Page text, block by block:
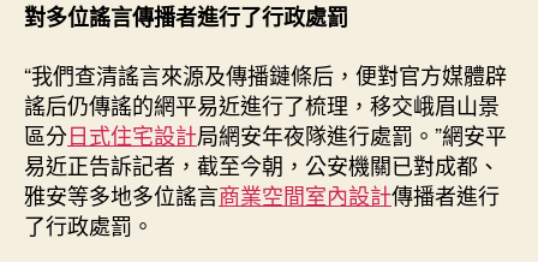
對多位謠言傳播者進行了行政處罰
“我們查清謠言來源及傳播鏈條后，便對官方媒體辟
謠后仍傳謠的網平易近進行了梳理，移交峨眉山景
區分日式住宅設計局網安年夜隊進行處罰。”網安平
易近正告訴記者，截至今朝，公安機關已對成都、
雅安等多地多位謠言商業空間室內設計傳播者進行
了行政處罰。